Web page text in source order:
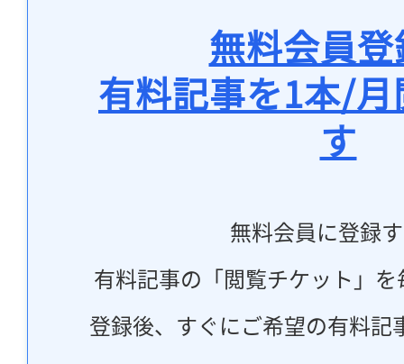
無料会員
有料記事を1本/
す
無料会員に登録
有料記事の「閲覧チケット」
登録後、すぐにご希望の有料記